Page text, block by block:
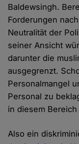
Baldewsingh.
Forderungen
Neutralität der
seiner Ansicht
darunter die
ausgegrenzt.
Personalmangel
Personal zu
in diesem
Also ein